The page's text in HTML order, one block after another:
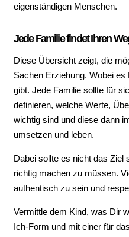
eigenständigen Menschen.
Jede Familie findet Ihren
Diese Übersicht zeigt, die
Sachen Erziehung. Wobei
gibt. Jede Familie sollte für
definieren, welche Werte,
wichtig sind und diese dann
umsetzen und leben.
Dabei sollte es nicht das Ziel
richtig machen zu müssen.
authentisch zu sein und
Vermittle dem Kind, was Dir
Ich-Form und mit einer für